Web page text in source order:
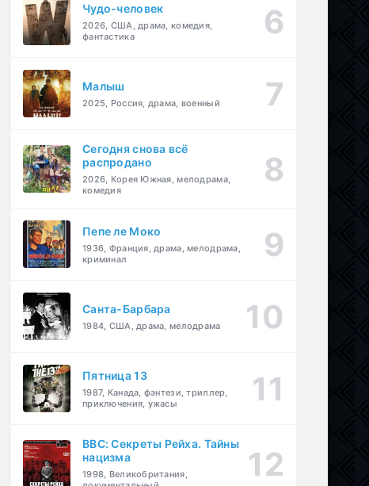
Чудо-человек
2026, США, драма, комедия,
фантастика
Малыш
2025, Россия, драма, военный
Сегодня снова всё
распродано
2026, Корея Южная, мелодрама,
комедия
Пепе ле Моко
1936, Франция, драма, мелодрама,
криминал
Санта-Барбара
1984, США, драма, мелодрама
Пятница 13
1987, Канада, фэнтези, триллер,
приключения, ужасы
BBC: Секреты Рейха. Тайны
нацизма
1998, Великобритания,